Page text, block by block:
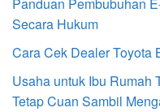
Panduan Pembubuhan
Secara Hukum
Cara Cek Dealer Toyota
Usaha untuk Ibu Rumah
Tetap Cuan Sambil